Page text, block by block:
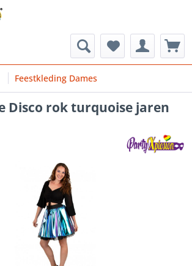
Feestkleding Dames
Disco rok turquoise jaren